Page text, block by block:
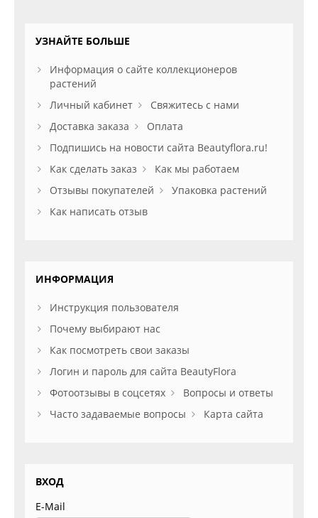
УЗНАЙТЕ БОЛЬШЕ
Информация о сайте коллекционеров
растений
Личный кабинет
Свяжитесь с нами
Доставка заказа
Оплата
Подпишись на новости сайта Beautyflora.ru!
Как сделать заказ
Как мы работаем
Отзывы покупателей
Упаковка растений
Как написать отзыв
ИНФОРМАЦИЯ
Инструкция пользователя
Почему выбирают нас
Как посмотреть свои заказы
Логин и пароль для сайта BeautyFlora
Фотоотзывы в соцсетях
Вопросы и ответы
Часто задаваемые вопросы
Карта сайта
ВХОД
E-Mail